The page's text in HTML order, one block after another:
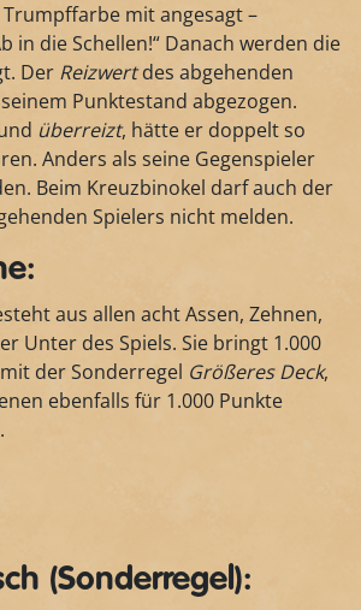
mit angesagt –
in die Schellen!“ Danach werden die
Der Reizwertdes abgehenden
Punktestand abgezogen.
überreizt, hätte er doppelt so
Anders als seine Gegenspieler
Beim Kreuzbinokel darf auch der
Spielers nicht melden.
aus allen acht Assen, Zehnen,
Unter des Spiels. Sie bringt 1.000
der Sonderregel Größeres Deck,
ebenfalls für 1.000 Punkte
(Sonderregel):